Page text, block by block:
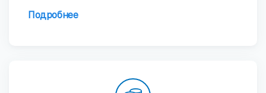
Подробнее